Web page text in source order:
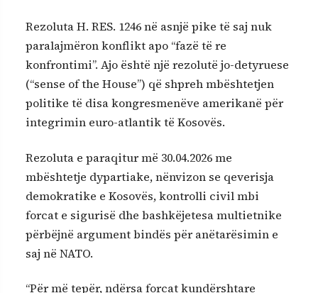
Rezoluta H. RES. 1246 në asnjë pike të saj nuk
paralajmëron konflikt apo “fazë të re
konfrontimi”. Ajo është një rezolutë jo-detyruese
(“sense of the House”) që shpreh mbështetjen
politike të disa kongresmenëve amerikanë për
integrimin euro-atlantik të Kosovës.
Rezoluta e paraqitur më 30.04.2026 me
mbështetje dypartiake, nënvizon se qeverisja
demokratike e Kosovës, kontrolli civil mbi
forcat e sigurisë dhe bashkëjetesa multietnike
përbëjnë argument bindës për anëtarësimin e
saj në NATO.
“Për më tepër, ndërsa forcat kundërshtare